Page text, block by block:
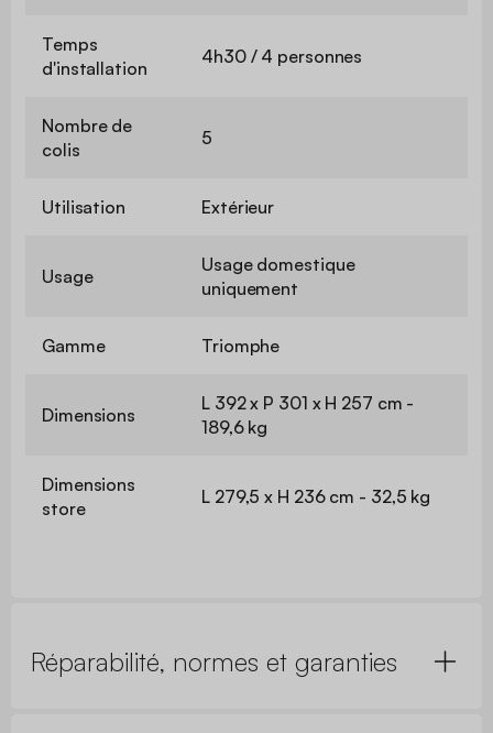
Temps
d'installation
4h30 / 4 personnes
Nombre de
colis
5
Utilisation Extérieur
Usage
Usage domestique
uniquement
Gamme Triomphe
Dimensions
L 392 x P 301 x H 257 cm -
189,6 kg
Dimensions
store
L 279,5 x H 236 cm - 32,5 kg
Réparabilité, normes et garanties